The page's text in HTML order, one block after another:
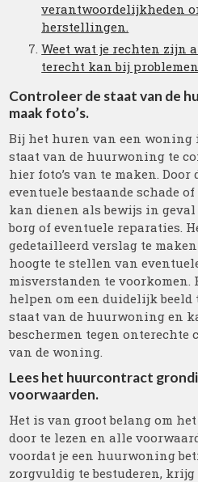
verantwoordelijkheden
herstellingen.
Weet wat je rechten zijn
terecht kan bij
Controleer de staat van de
maak foto’s.
Bij het huren van een woning
staat van de huurwoning te
hier foto’s van te maken. Door
eventuele bestaande schade
kan dienen als bewijs in
borg of eventuele reparaties.
gedetailleerd verslag te
hoogte te stellen van
misverstanden te voorkomen.
helpen om een duidelijk
staat van de huurwoning en
beschermen tegen
van de woning.
Lees het huurcontract
voorwaarden.
Het is van groot belang om
door te lezen en alle
voordat je een huurwoning
zorgvuldig te bestuderen,